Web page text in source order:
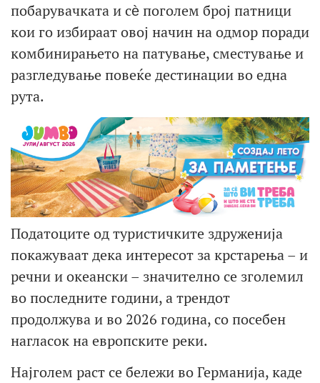
побарувачката и сѐ поголем број патници
кои го избираат овој начин на одмор поради
комбинирањето на патување, сместување и
разгледување повеќе дестинации во една
рута.
Податоците од туристичките здруженија
покажуваат дека интересот за крстарења – и
речни и океански – значително се зголемил
во последните години, а трендот
продолжува и во 2026 година, со посебен
нагласок на европските реки.
Најголем раст се бележи во Германија, каде